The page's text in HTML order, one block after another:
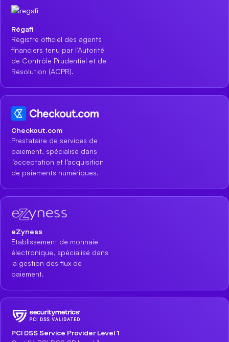
Régafi
Registre officiel des agents
financiers tenu par l’Autorité
de Contrôle Prudentiel et de
Résolution (ACPR).
Checkout.com
Prestataire de services de
paiement, spécialisé dans
l’acceptation et l’acquisition
de paiements numériques.
eZyness
Etablissement de monnaie
électronique, spécialisé dans
la gestion des flux de
paiement.
PCI DSS Service Provider Level 1